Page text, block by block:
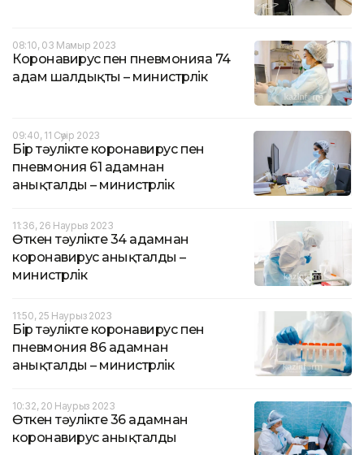
08:10, 03 Мамыр 2023
Коронавирус пен пневмонияға 74
адам шалдықты – министрлік
09:40, 11 Сәуір 2023
Бір тәулікте коронавирус пен
пневмония 61 адамнан
анықталды – министрлік
11:36, 26 Наурыз 2023
Өткен тәулікте 34 адамнан
коронавирус анықталды –
министрлік
11:50, 25 Наурыз 2023
Бір тәулікте коронавирус пен
пневмония 86 адамнан
анықталды – министрлік
10:32, 20 Наурыз 2023
Өткен тәулікте 36 адамнан
коронавирус анықталды